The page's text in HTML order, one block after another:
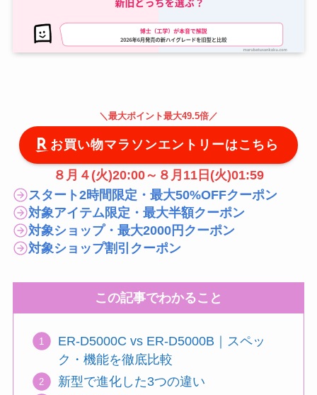
＼ 最大ポイント最大49.5倍 ／
お買い物マラソンエントリーはこちら
８月４(火)20:00～８月11日(火)01:59
スタート2時間限定・最大50%OFFクーポン
対象アイテム限定・最大半額クーポン
対象ショップ・最大2000円クーポン
対象ショップ割引クーポン
この記事でわかること
ER-D5000C vs ER-D5000B｜スペッ
ク・機能を徹底比較
新型で進化した3つの違い